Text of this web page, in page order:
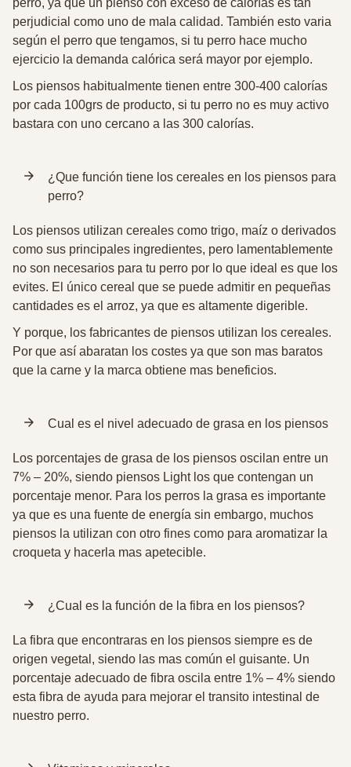
perro, ya que un pienso con exceso de calorías es tan
perjudicial como uno de mala calidad. También esto varia
según el perro que tengamos, si tu perro hace mucho
ejercicio la demanda calórica será mayor por ejemplo.
Los piensos habitualmente tienen entre 300-400 calorías
por cada 100grs de producto, si tu perro no es muy activo
bastara con uno cercano a las 300 calorías.
¿Que función tiene los cereales en los piensos para
perro?
Los piensos utilizan cereales como trigo, maíz o derivados
como sus principales ingredientes, pero lamentablemente
no son necesarios para tu perro por lo que ideal es que los
evites. El único cereal que se puede admitir en pequeñas
cantidades es el arroz, ya que es altamente digerible.
Y porque, los fabricantes de piensos utilizan los cereales.
Por que así abaratan los costes ya que son mas baratos
que la carne y la marca obtiene mas beneficios.
Cual es el nivel adecuado de grasa en los piensos
Los porcentajes de grasa de los piensos oscilan entre un
7% – 20%, siendo piensos Light los que contengan un
porcentaje menor. Para los perros la grasa es importante
ya que es una fuente de energía sin embargo, muchos
piensos la utilizan con otro fines como para aromatizar la
croqueta y hacerla mas apetecible.
¿Cual es la función de la fibra en los piensos?
La fibra que encontraras en los piensos siempre es de
origen vegetal, siendo las mas común el guisante. Un
porcentaje adecuado de fibra oscila entre 1% – 4% siendo
esta fibra de ayuda para mejorar el transito intestinal de
nuestro perro.